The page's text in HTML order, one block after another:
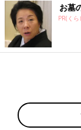
お墓
PR(く